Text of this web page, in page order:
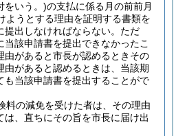
をいう。)の支払に係る月の前前月
ようとする理由を証明する書類を
出しなければならない。 ただ
当該申請書を提出できなかったこ
由があると市長が認めるときその
由があると認めるときは、当該期
も当該申請書を提出することがで
料の減免を受けた者は、その理由
は、直ちにその旨を市長に届け出